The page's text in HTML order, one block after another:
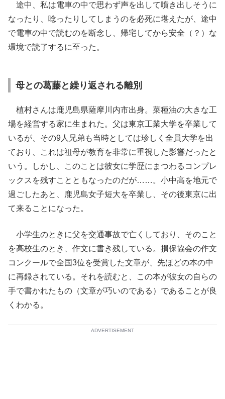
途中、私は電車の中で思わず声を出して噴き出しそうに
なったり、唸ったりしてしまうのを必死に堪えたが、途中
で電車の中で読むのを断念し、帰宅してから安全（？）な
環境で読了するに至った。
母との葛藤と繰り返される離別
植村さんは鹿児島県薩摩川内市出身。菜種油の大きな工
場を経営する家に生まれた。父は東京工業大学を卒業して
いるが、その9人兄弟も当時としては珍しく全員大学を出
ており、これは祖母が教育を非常に重視した影響だったと
いう。しかし、このことは彼女に学歴にまつわるコンプレ
ックスを残すことともなったのだが……。小中高を地元で
過ごしたあと、鹿児島女子短大を卒業し、その後東京に出
て来ることになった。
小学生のときに父を交通事故で亡くしており、そのこと
を高校生のとき、作文に書き残している。損保協会の作文
コンクールで全国3位を受賞した文章が、先ほどの本の中
に再録されている。それを読むと、この本が彼女の自らの
手で書かれたもの（文章が巧いのである）であることが良
くわかる。
ADVERTISEMENT